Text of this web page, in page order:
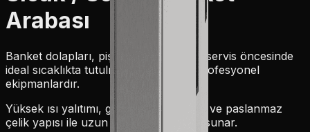
Arabası
Banket dolapları, pişirilmiş yemeklerin servis öncesinde
ideal sıcaklıkta tutulmasını sağlayan profesyonel
ekipmanlardır.
Yüksek ısı yalıtımı, güçlü ısıtma sistemi ve paslanmaz
çelik yapısı ile uzun süreli dayanıklılık sunar.